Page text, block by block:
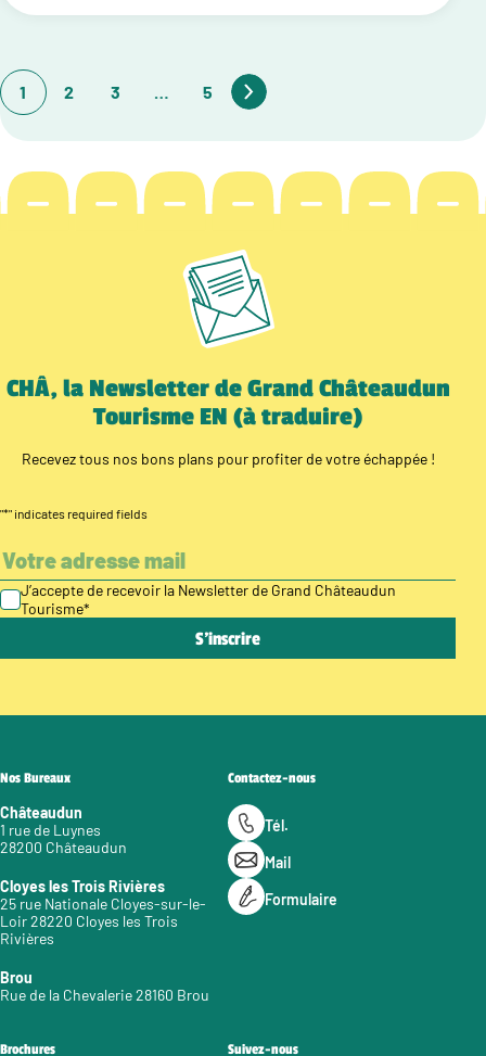
1 2 3 … 5
CHÂ, la Newsletter de Grand Châteaudun
Tourisme EN (à traduire)
Recevez tous nos bons plans pour profiter de votre échappée !
"*" indicates required fields
J’accepte de recevoir la Newsletter de Grand Châteaudun
Tourisme*
Nos Bureaux
Châteaudun
1 rue de Luynes
28200 Châteaudun
Cloyes les Trois Rivières
25 rue Nationale Cloyes-sur-le-
Loir 28220 Cloyes les Trois
Rivières
Brou
Rue de la Chevalerie 28160 Brou
Contactez-nous
Tél.
Mail
Formulaire
Brochures Suivez-nous